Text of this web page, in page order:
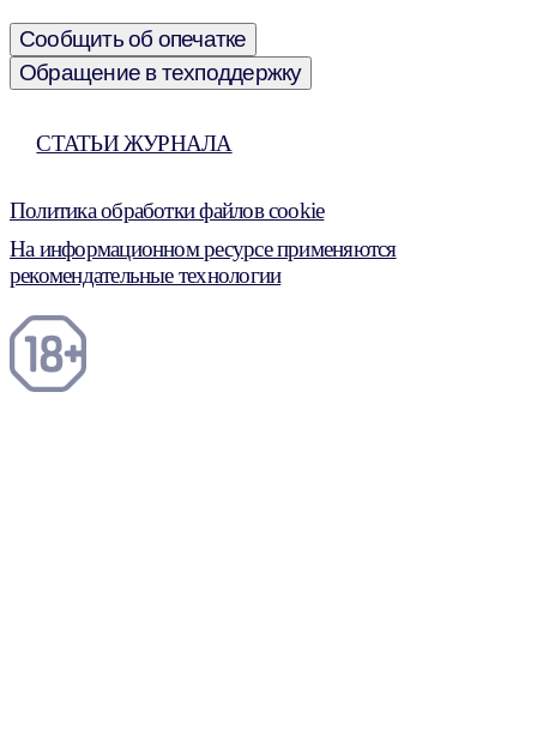
Сообщить об опечатке
Обращение в техподдержку
СТАТЬИ ЖУРНАЛА
Политика обработки файлов cookie
На информационном ресурсе применяются
рекомендательные технологии